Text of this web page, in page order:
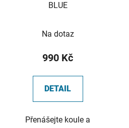
BLUE
Na dotaz
990 Kč
DETAIL
Přenášejte koule a